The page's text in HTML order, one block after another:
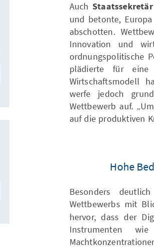
Auch
und betonte,
abschotten.
Innovation und
ordnungspolitische
plädierte für eine
Wirtschaftsmodell
werfe jedoch
Wettbewerb auf.
auf die produktiven
Hohe
Besonders
Wettbewerbs mit
hervor, dass der
Instrumenten